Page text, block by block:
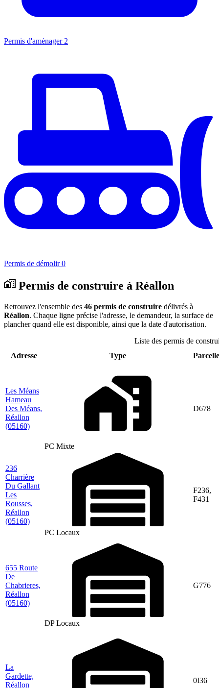
Permis d'aménager 2
Permis de démolir 0
Permis de construire à Réallon
Retrouvez l'ensemble des 46 permis de construire délivrés à
Réallon. Chaque ligne précise l'adresse, le demandeur, la surface de
plancher quand elle est disponible, ainsi que la date d'autorisation.
Liste des permis de
Adresse
Type
Les Méans
Hameau
Des Méans,
Réallon
(05160)
PC Mixte
D678
236
Charrière
Du Gallant
Les
Rousses,
Réallon
(05160)
PC Locaux
F236,
F431
655 Route
De
Chabrieres,
Réallon
(05160)
DP Locaux
G776
La
Gardette,
Réallon
0I36